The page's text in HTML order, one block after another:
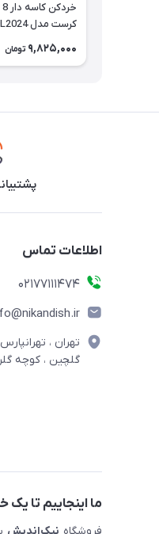
کرست مدل SL2024
9,825,000 تومان
پشتیبانی ۲۴
اطلاعات تماس
02177111474
تهران ،
گلچین ، کوچه گلریز 4 غربی ،
ما اینجاییم تا